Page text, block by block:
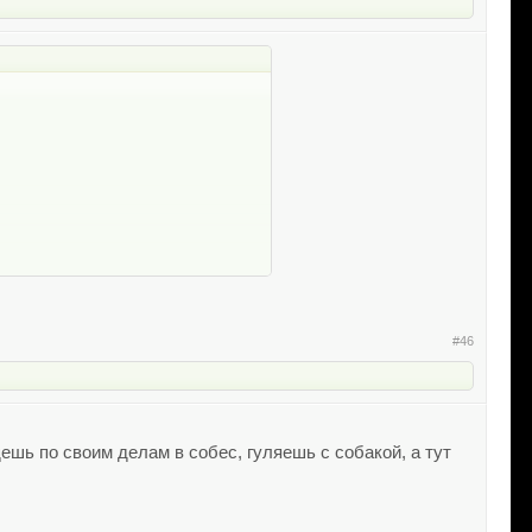
#46
по своим делам в собес, гуляешь с собакой, а тут